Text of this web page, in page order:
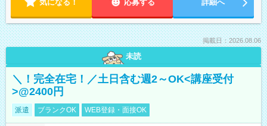
気になる！ 応募する 詳細へ
掲載日：2026.08.06
未読
＼！完全在宅！／土日含む週2～OK<講座受付
>@2400円
派遣 ブランクOK WEB登録・面接OK